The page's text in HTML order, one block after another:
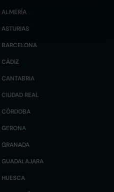
ALMERÍA
ASTURIAS
BARCELONA
CÁDIZ
CANTABRIA
CIUDAD REAL
CÓRDOBA
GERONA
GRANADA
GUADALAJARA
HUESCA